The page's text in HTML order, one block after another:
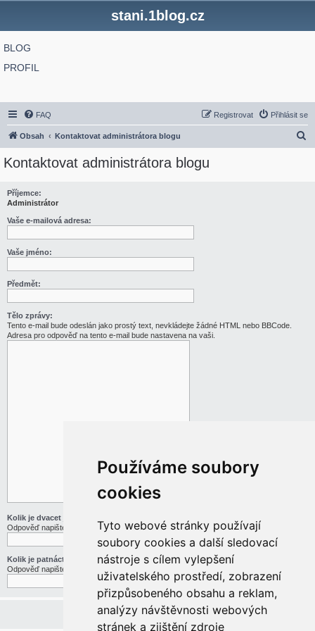
Používáme soubory
cookies
Tyto webové stránky používají
soubory cookies a další sledovací
nástroje s cílem vylepšení
uživatelského prostředí, zobrazení
přizpůsobeného obsahu a reklam,
analýzy návštěvnosti webových
stránek a zjištění zdroje
stani.1blog.cz
BLOG
PROFIL
FAQ Přihlásit se
Registrovat
Obsah Kontaktovat administrátora blogu
Kontaktovat administrátora blogu
Příjemce:
Administrátor
Vaše e-mailová adresa:
Vaše jméno:
Předmět:
Tělo zprávy:
Tento e-mail bude odeslán jako prostý text, nevkládejte žádné HTML nebo BBCode.
Adresa pro odpověď na tento e-mail bude nastavena na vaši.
Kolik je dvacet jedna děleno třemi
Odpověď napište slovy
Kolik je patnáct mínus pět
Odpověď napište slovy